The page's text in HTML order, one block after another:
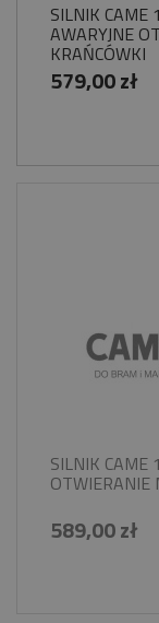
SILNIK
AWARYJNE
KRAŃCÓWKI
579,00 zł
SILNIK CAME
OTWIERANIE
589,00 zł